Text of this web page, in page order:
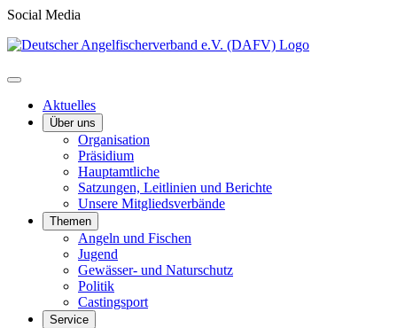
Social Media
Aktuelles
Über uns
Organisation
Präsidium
Hauptamtliche
Satzungen, Leitlinien und Berichte
Unsere Mitgliedsverbände
Themen
Angeln und Fischen
Jugend
Gewässer- und Naturschutz
Politik
Castingsport
Service